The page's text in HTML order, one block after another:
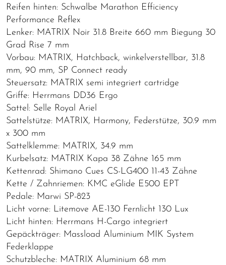
Reifen hinten: Schwalbe Marathon Efficiency
Performance Reflex
Lenker: MATRIX Noir 31.8 Breite 660 mm Biegung 30
Grad Rise 7 mm
Vorbau: MATRIX, Hatchback, winkelverstellbar, 31.8
mm, 90 mm, SP Connect ready
Steuersatz: MATRIX semi integriert cartridge
Griffe: Herrmans DD36 Ergo
Sattel: Selle Royal Ariel
Sattelstütze: MATRIX, Harmony, Federstütze, 30.9 mm
x 300 mm
Sattelklemme: MATRIX, 34.9 mm
Kurbelsatz: MATRIX Kapa 38 Zähne 165 mm
Kettenrad: Shimano Cues CS-LG400 11-43 Zähne
Kette / Zahnriemen: KMC eGlide E500 EPT
Pedale: Marwi SP-823
Licht vorne: Litemove AE-130 Fernlicht 130 Lux
Licht hinten: Herrmans H-Cargo integriert
Gepäckträger: Massload Aluminium MIK System
Federklappe
Schutzbleche: MATRIX Aluminium 68 mm